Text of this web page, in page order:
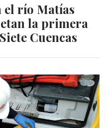
río Matías
la primera
Cuencas